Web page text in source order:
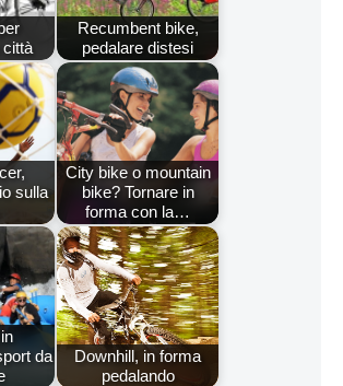
Recumbent bike,
pedalare distesi
sulla
City bike o mountain
bike? Tornare in
forma con la…
da
Downhill, in forma
pedalando